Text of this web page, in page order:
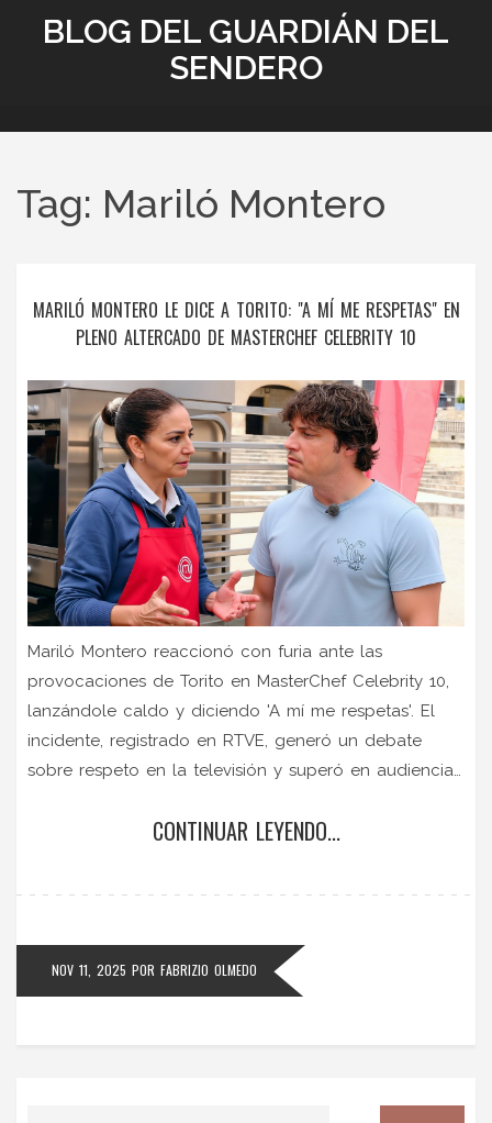
BLOG DEL GUARDIÁN DEL
SENDERO
Tag: Mariló Montero
MARILÓ MONTERO LE DICE A TORITO: "A MÍ ME RESPETAS" EN
PLENO ALTERCADO DE MASTERCHEF CELEBRITY 10
Mariló Montero reaccionó con furia ante las
provocaciones de Torito en MasterChef Celebrity 10,
lanzándole caldo y diciendo 'A mí me respetas'. El
incidente, registrado en RTVE, generó un debate
sobre respeto en la televisión y superó en audiencia
CONTINUAR LEYENDO...
NOV 11, 2025 POR FABRIZIO OLMEDO